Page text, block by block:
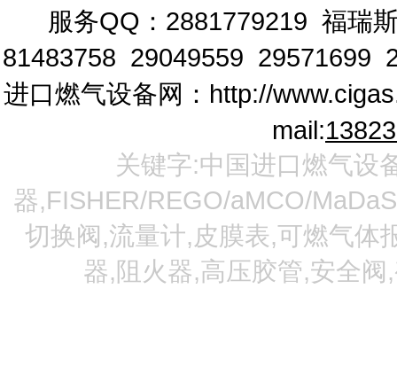
服务QQ：2881779219 福瑞
81483758 29049559 29571699
进口燃气设备网： http://
mail:
关键字:中国进口燃气设
器,FISHER/REGO/aMCO/
切换阀,流量计,皮膜表,可燃气体
器,阻火器,高压胶管,安全